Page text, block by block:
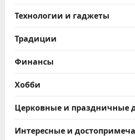
Технологии и гаджеты
Традиции
Финансы
Хобби
Церковные и праздничные
Интересные и